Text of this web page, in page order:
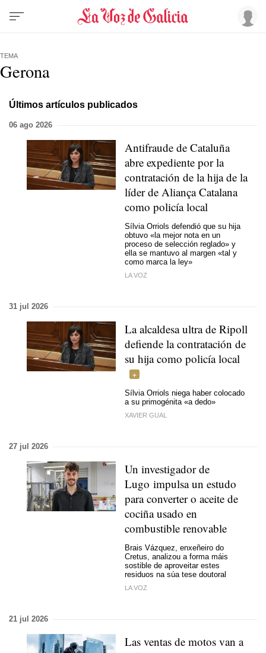
TEMA
Gerona
Últimos artículos publicados
06 ago 2026
Antifraude de Cataluña
abre expediente por la
contratación de la hija de la
líder de Aliança Catalana
como policía local
Sílvia Orriols defendió que su hija
obtuvo «la mejor nota en un
proceso de selección reglado» y
ella se mantuvo al margen «tal y
como marca la ley»
LA VOZ
31 jul 2026
La alcaldesa ultra de Ripoll
defiende la contratación de
su hija como policía local
Sílvia Orriols niega haber colocado
a su primogénita «a dedo»
XAVIER GUAL
27 jul 2026
Un investigador de
Lugo impulsa un estudo
para converter o aceite de
cociña usado en
combustible renovable
Brais Vázquez, enxeñeiro do
Cretus, analizou a forma máis
sostible de aproveitar estes
residuos na súa tese doutoral
LA VOZ
21 jul 2026
Las ventas de motos van a